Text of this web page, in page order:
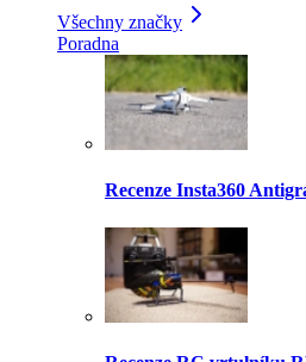
Všechny značky
Poradna
Recenze Insta360